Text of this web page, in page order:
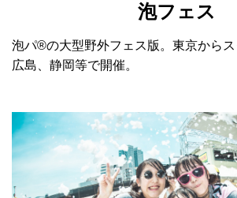
泡フェス
泡パ®の大型野外フェス版。東京からス
広島、静岡等で開催。